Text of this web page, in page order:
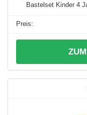
Bastelset Kinder 4